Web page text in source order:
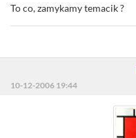
To co, zamykamy temacik ?
10-12-2006 19:44